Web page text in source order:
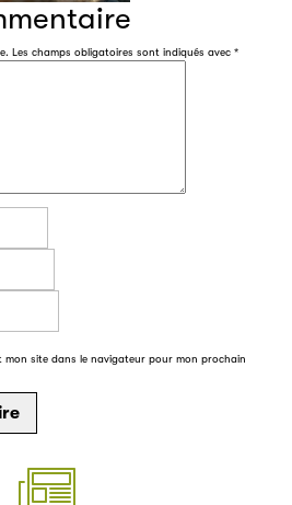
Les champs obligatoires sont indiqués avec *
mon site dans le navigateur pour mon prochain
en ligne destinée à l’ensemble
livre. Suivez les ventes de vos